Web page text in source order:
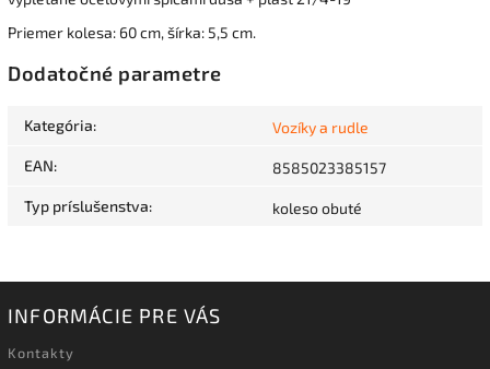
Priemer kolesa: 60 cm, šírka: 5,5 cm.
Dodatočné parametre
Kategória: Vozíky a rudle
EAN: 8585023385157
Typ príslušenstva: koleso obuté
INFORMÁCIE PRE VÁS
Kontakty